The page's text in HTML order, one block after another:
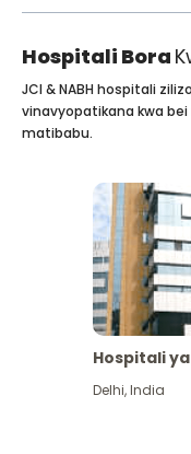
Hospitali Bora
JCI & NABH hospitali
vinavyopatikana kwa
matibabu.
Hospitali
Delhi,India